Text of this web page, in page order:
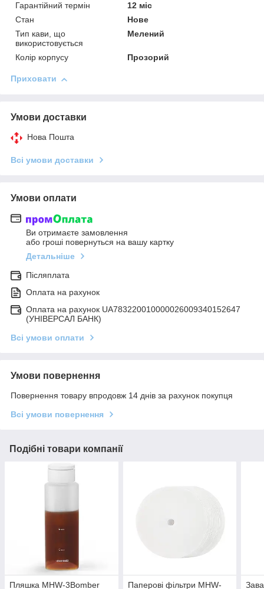
Гарантійний термін
12 міс
Стан
Нове
Тип кави, що
використовується
Мелений
Колір корпусу Прозорий
Приховати
Умови доставки
Нова Пошта
Всі умови доставки
Умови оплати
Ви отримаєте замовлення
або гроші повернуться на вашу картку
Детальніше
Післяплата
Оплата на рахунок
Оплата на рахунок UA783220010000026009340152647
(УНІВЕРСАЛ БАНК)
Всі умови оплати
Умови повернення
Повернення товару впродовж 14 днів за рахунок покупця
Всі умови повернення
Подібні товари компанії
Пляшка MHW-3Bomber
Паперові фільтри MHW-